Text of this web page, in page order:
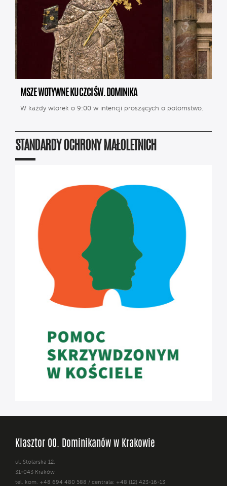
MSZE WOTYWNE KU CZCI ŚW. DOMINIKA
W każdy wtorek o 9:00 w intencji proszących o potomstwo.
STANDARDY OCHRONY MAŁOLETNICH
Klasztor OO. Dominikanów w Krakowie
ul. Stolarska 12,
31-043 Kraków
tel. kom. +48 694 480 588 / centrala: +48 (12) 423-16-13